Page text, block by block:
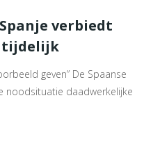
verbiedt
tijdelijk
geven” De Spaanse
noodsituatie daadwerkelijke